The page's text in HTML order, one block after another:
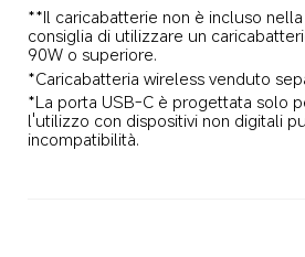
**Il caricabatterie non è incluso
consiglia di utilizzare un
90W o superiore.
*Caricabatteria wireless venduto
*La porta USB-C è progettata solo
l'utilizzo con dispositivi non digitali
incompatibilità.